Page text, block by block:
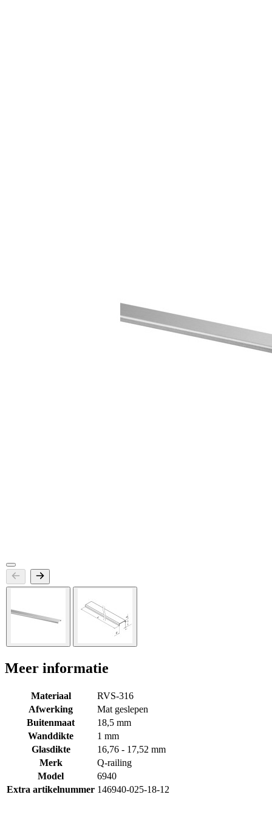
Meer informatie
Materiaal
RVS-316
Afwerking
Mat geslepen
Buitenmaat
18,5 mm
Wanddikte
1 mm
Glasdikte
16,76 - 17,52 mm
Merk
Q-railing
Model
6940
Extra artikelnummer 146940-025-18-12